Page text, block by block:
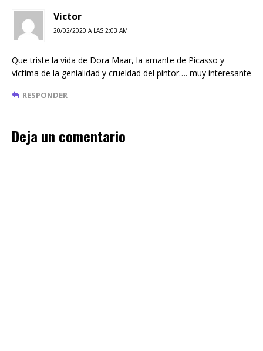
Victor
20/02/2020 A LAS 2:03 AM
Que triste la vida de Dora Maar, la amante de Picasso y
víctima de la genialidad y crueldad del pintor…. muy interesante
RESPONDER
Deja un comentario